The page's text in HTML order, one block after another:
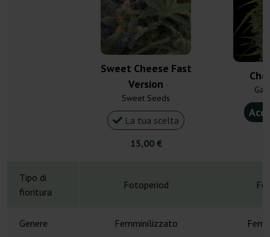
Sweet Cheese Fast
Version
Sweet Seeds
La tua scelta
15,00 €
Tipo di
fioritura
Fotoperiod
Genere Femminilizzato